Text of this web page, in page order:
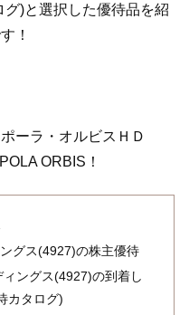
)と選択した優待品を紹
！
ーラ・オルビスＨＤ
ORBIS！
グス(4927)の株主優待
ングス(4927)の到着し
カタログ)